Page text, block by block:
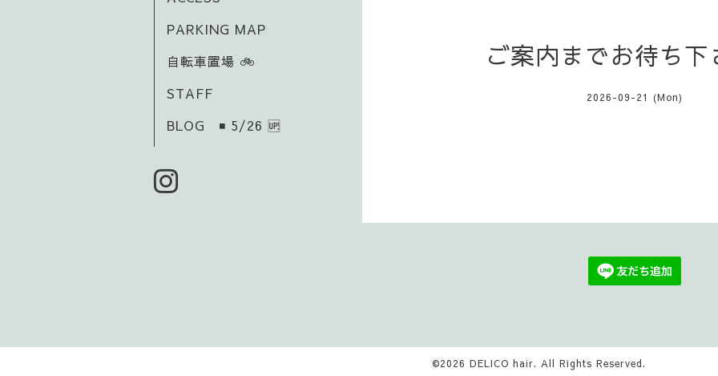
PARKING MAP
自転車置場 🚲️
STAFF
BLOG ◾ 5/26 🆙
ご案内までお待ち下
2026-09-21 (Mon)
©2026 DELICO hair. All Rights Reserved.